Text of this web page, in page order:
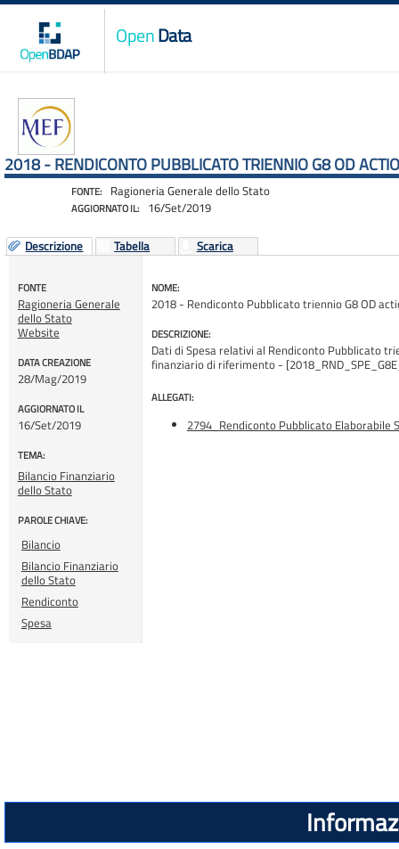
OpenData
2018 - RENDICONTO PUBBLICATO TRIENNIO G8 OD
FONTE: Ragioneria Generale dello Stato
AGGIORNATO IL: 16/Set/2019
Descrizione Tabella Scarica
FONTE
Ragioneria Generale
dello Stato
Website
DATA CREAZIONE
28/Mag/2019
AGGIORNATO IL
16/Set/2019
TEMA:
Bilancio Finanziario
dello Stato
PAROLE CHIAVE:
Bilancio
Bilancio Finanziario
dello Stato
Rendiconto
Spesa
NOME:
2018 - Rendiconto Pubblicato triennio G8 OD
DESCRIZIONE:
Dati di Spesa relativi al Rendiconto Pubblicato
finanziario di riferimento -
ALLEGATI:
2794_Rendiconto Pubblicato Elaborabile